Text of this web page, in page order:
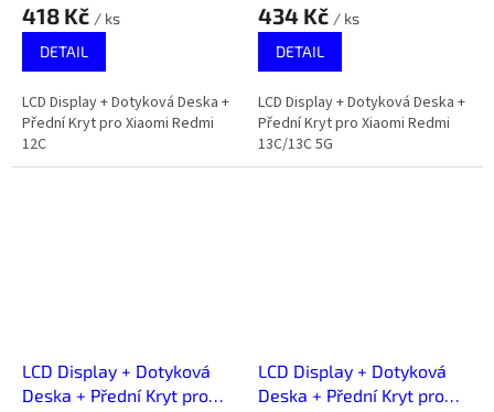
418 Kč / ks
DETAIL
LCD Display + Dotyková Deska +
Přední Kryt pro Xiaomi Redmi
12C
434 Kč / ks
DETAIL
LCD Display + Dotyková Deska +
Přední Kryt pro Xiaomi Redmi
13C/13C 5G
LCD Display + Dotyková
Deska + Přední Kryt pro
LCD Display + Dotyková
Deska + Přední Kryt pro